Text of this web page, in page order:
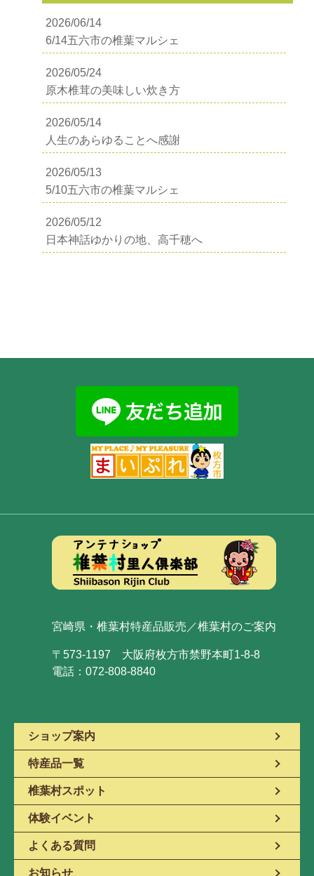
2026/06/14
6/14五六市の椎葉マルシェ
2026/05/24
原木椎茸の美味しい炊き方
2026/05/14
人生のあらゆることへ感謝
2026/05/13
5/10五六市の椎葉マルシェ
2026/05/12
日本神話ゆかりの地、高千穂へ
宮崎県・椎葉村特産品販売／椎葉村のご案内
〒573-1197 大阪府枚方市禁野本町1-8-8
電話：072-808-8840
ショップ案内
特産品一覧
椎葉村スポット
体験イベント
よくある質問
お知らせ